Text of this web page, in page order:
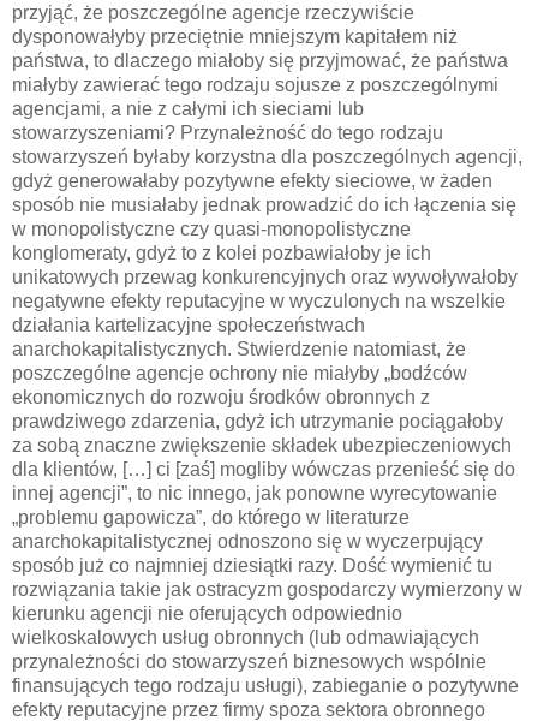
przyjąć, że poszczególne agencje rzeczywiście
dysponowałyby przeciętnie mniejszym kapitałem niż
państwa, to dlaczego miałoby się przyjmować, że państwa
miałyby zawierać tego rodzaju sojusze z poszczególnymi
agencjami, a nie z całymi ich sieciami lub
stowarzyszeniami? Przynależność do tego rodzaju
stowarzyszeń byłaby korzystna dla poszczególnych agencji,
gdyż generowałaby pozytywne efekty sieciowe, w żaden
sposób nie musiałaby jednak prowadzić do ich łączenia się
w monopolistyczne czy quasi-monopolistyczne
konglomeraty, gdyż to z kolei pozbawiałoby je ich
unikatowych przewag konkurencyjnych oraz wywoływałoby
negatywne efekty reputacyjne w wyczulonych na wszelkie
działania kartelizacyjne społeczeństwach
anarchokapitalistycznych. Stwierdzenie natomiast, że
poszczególne agencje ochrony nie miałyby „bodźców
ekonomicznych do rozwoju środków obronnych z
prawdziwego zdarzenia, gdyż ich utrzymanie pociągałoby
za sobą znaczne zwiększenie składek ubezpieczeniowych
dla klientów, […] ci [zaś] mogliby wówczas przenieść się do
innej agencji”, to nic innego, jak ponowne wyrecytowanie
„problemu gapowicza”, do którego w literaturze
anarchokapitalistycznej odnoszono się w wyczerpujący
sposób już co najmniej dziesiątki razy. Dość wymienić tu
rozwiązania takie jak ostracyzm gospodarczy wymierzony w
kierunku agencji nie oferujących odpowiednio
wielkoskalowych usług obronnych (lub odmawiających
przynależności do stowarzyszeń biznesowych wspólnie
finansujących tego rodzaju usługi), zabieganie o pozytywne
efekty reputacyjne przez firmy spoza sektora obronnego